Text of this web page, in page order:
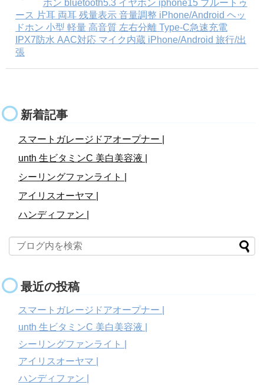
ホン bluetooth5.3 イヤホン iphone15 ブルートゥ
ース 片耳 両耳 残量表示 音量調整 iPhone/Android ヘッ
ドホン 小型 軽量 高音質 左右分離 Type‐C急速充電
IPX7防水 AAC対応 マイク内蔵 iPhone/Android 旅行/出
張
新着記事
スマートガレージドアオープナー |
unth 生ビタミンC 美白美容液 |
シーリングファンライト |
アイリスオーヤマ |
ハンディファン |
最近の投稿
スマートガレージドアオープナー |
unth 生ビタミンC 美白美容液 |
シーリングファンライト |
アイリスオーヤマ |
ハンディファン |